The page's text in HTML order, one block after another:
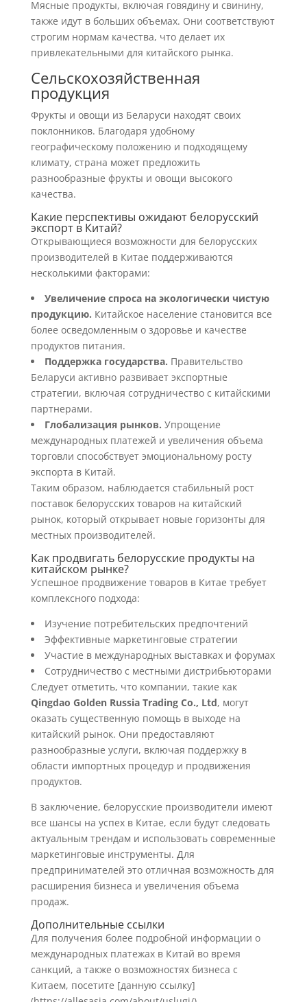
Мясные продукты, включая говядину и свинину,
также идут в больших объемах. Они соответствуют
строгим нормам качества, что делает их
привлекательными для китайского рынка.
Сельскохозяйственная
продукция
Фрукты и овощи из Беларуси находят своих
поклонников. Благодаря удобному
географическому положению и подходящему
климату, страна может предложить
разнообразные фрукты и овощи высокого
качества.
Какие перспективы ожидают белорусский
экспорт в Китай?
Открывающиеся возможности для белорусских
производителей в Китае поддерживаются
несколькими факторами:
Увеличение спроса на экологически чистую
продукцию. Китайское население становится все
более осведомленным о здоровье и качестве
продуктов питания.
Поддержка государства. Правительство
Беларуси активно развивает экспортные
стратегии, включая сотрудничество с китайскими
партнерами.
Глобализация рынков. Упрощение
международных платежей и увеличения объема
торговли способствует эмоциональному росту
экспорта в Китай.
Таким образом, наблюдается стабильный рост
поставок белорусских товаров на китайский
рынок, который открывает новые горизонты для
местных производителей.
Как продвигать белорусские продукты на
китайском рынке?
Успешное продвижение товаров в Китае требует
комплексного подхода:
Изучение потребительских предпочтений
Эффективные маркетинговые стратегии
Участие в международных выставках и форумах
Сотрудничество с местными дистрибьюторами
Следует отметить, что компании, такие как
Qingdao Golden Russia Trading Co., Ltd, могут
оказать существенную помощь в выходе на
китайский рынок. Они предоставляют
разнообразные услуги, включая поддержку в
области импортных процедур и продвижения
продуктов.
В заключение, белорусские производители имеют
все шансы на успех в Китае, если будут следовать
актуальным трендам и использовать современные
маркетинговые инструменты. Для
предпринимателей это отличная возможность для
расширения бизнеса и увеличения объема
продаж.
Дополнительные ссылки
Для получения более подробной информации о
международных платежах в Китай во время
санкций, а также о возможностях бизнеса с
Китаем, посетите [данную ссылку]